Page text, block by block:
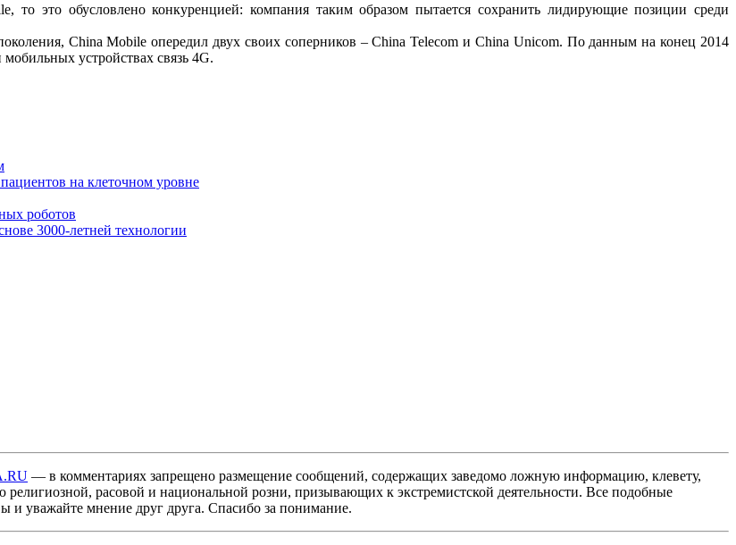
то это обусловлено конкуренцией: компания таким образом пытается сохранить лидирующие позиции среди
China Mobile опередил двух своих соперников – China Telecom и China Unicom. По данным на конец 2014
устройствах связь 4G.
на клеточном уровне
роботов
3000-летней технологии
— в комментариях запрещено размещение сообщений, содержащих заведомо ложную информацию, клевету,
расовой и национальной розни, призывающих к экстремистской деятельности. Все подобные
и уважайте мнение друг друга. Спасибо за понимание.